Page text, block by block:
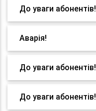
До уваги абонентів!
Аварія!
До уваги абонентів!
До уваги абонентів!